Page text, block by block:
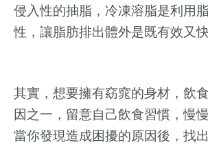
侵入性的抽脂，冷凍溶脂是利用
性，讓脂肪排出體外是既有效又快
其實，想要擁有窈窕的身材，飲
因之一，留意自己飲食習慣，慢
當你發現造成困擾的原因後，找